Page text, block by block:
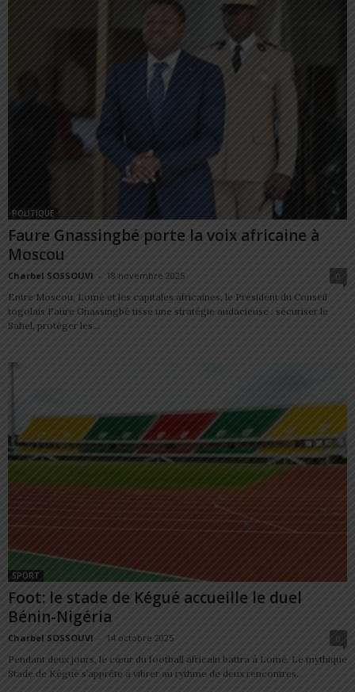
POLITIQUE
Faure Gnassingbé porte la voix africaine à
Moscou
Charbel SOSSOUVI - 18 novembre 2025
0
Entre Moscou, Lomé et les capitales africaines, le Président du Conseil
togolais Faure Gnassingbé tisse une stratégie audacieuse : sécuriser le
Sahel, protéger les...
SPORT
Foot: le stade de Kégué accueille le duel
Bénin-Nigéria
Charbel SOSSOUVI - 14 octobre 2025
0
Pendant deux jours, le cœur du football africain battra à Lomé. Le mythique
Stade de Kégué s’apprête à vibrer au rythme de deux rencontres...